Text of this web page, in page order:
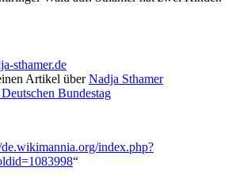
sthamer.de
Artikel überNadja Sthamer
Bundestag
index.php?
“